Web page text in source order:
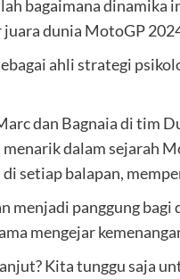
bagaimana
dunia MotoGP
ahli strategi
dan Bagnaia di tim
dalam sejarah
setiap balapan,
menjadi panggung
mengejar
Kita tunggu saja